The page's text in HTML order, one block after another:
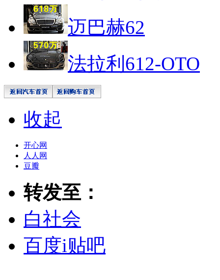
迈巴赫62
法拉利612-OTO
收起
开心网
人人网
豆瓣
转发至：
白社会
百度i贴吧